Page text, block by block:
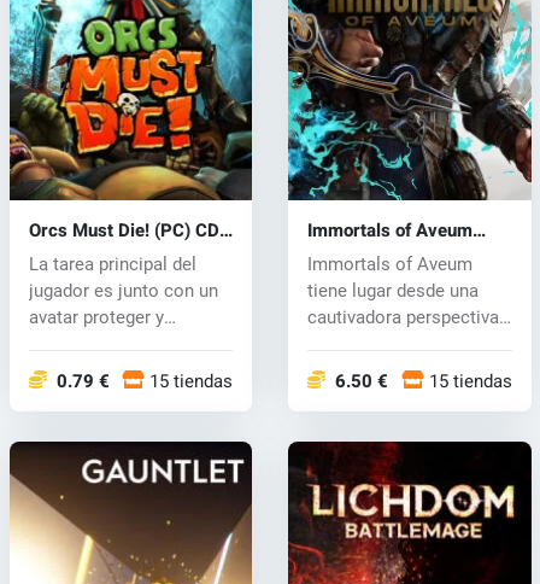
Orcs Must Die! (PC) CD
key
La tarea principal del
jugador es junto con un
avatar proteger y
0.79 € 15 tiendas
Immortals of Aveum
(PC) key
Immortals of Aveum
tiene lugar desde una
cautivadora perspectiva
6.50 € 15 tiendas